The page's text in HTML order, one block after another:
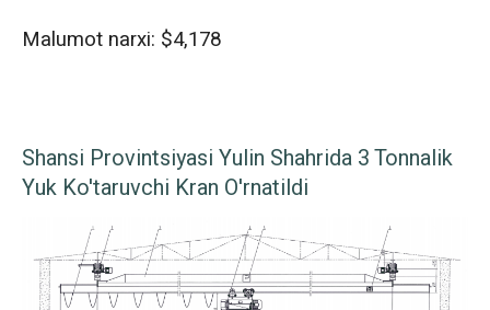
Malumot narxi: $4,178
Shansi Provintsiyasi Yulin Shahrida 3 Tonnalik
Yuk Ko'taruvchi Kran O'rnatildi